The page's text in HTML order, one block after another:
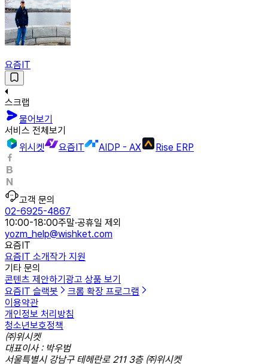
요즘IT
스크랩
물어보기
서비스 전체보기
위시켓
요즘IT AIDP - AX Rise ERP
고객 문의
02-6925-4867
10:00-18:00주말·공휴일 제외
yozm_help@wishket.com
요즘IT
요즘IT 소개작가 지원
기타 문의
콘텐츠 제안하기 광고 상품 보기
요즘IT 슬랙봇
크롬 확장 프로그램
이용약관
개인정보 처리방침
청소년보호정책
㈜위시켓
대표이사 : 박우범
서울특별시 강남구 테헤란로 211 3층 ㈜위시켓